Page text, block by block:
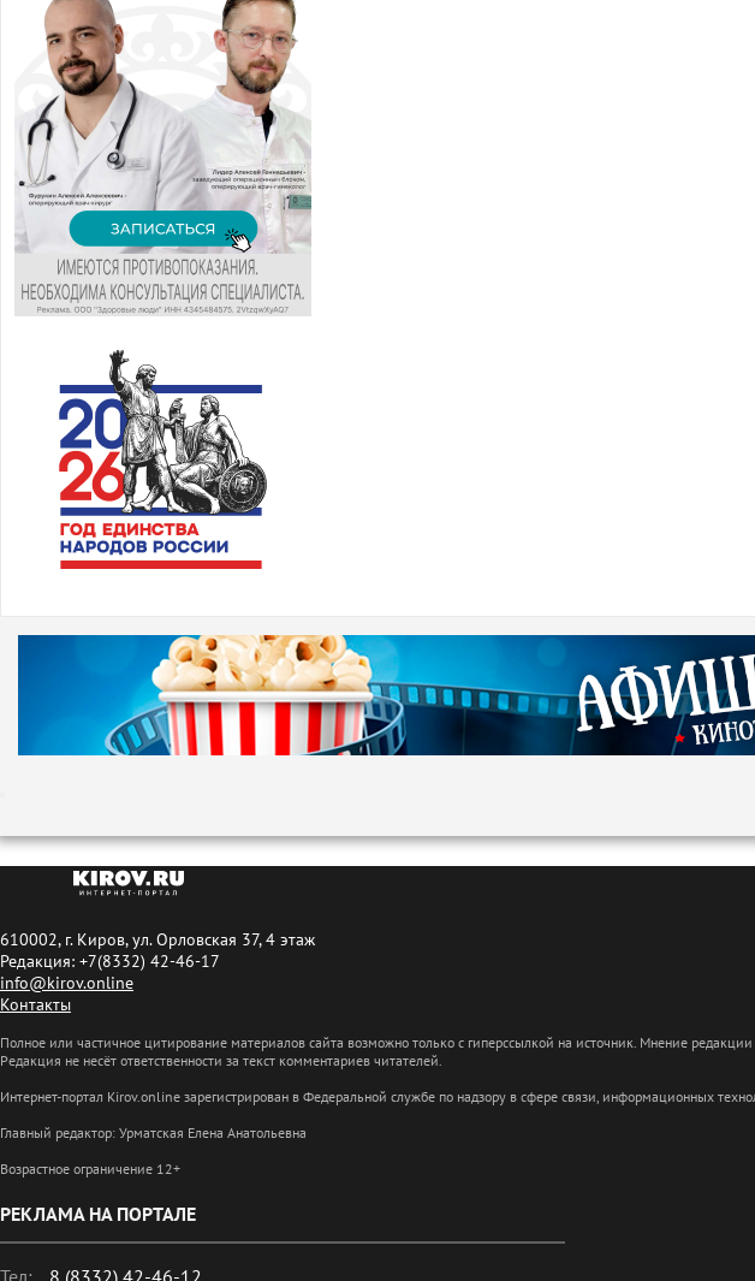
610002, г. Киров, ул. Орловская 37, 4 этаж
Редакция: +7(8332) 42-46-17
info@kirov.online
Контакты
Полное или частичное цитирование материалов сайта возможно только с гиперссылкой на источник. Мнение
Редакция не несёт ответственности за текст комментариев читателей.
Интернет-портал Kirov.online зарегистрирован в Федеральной службе по надзору в сфере связи, информационных
Главный редактор: Урматская Елена Анатольевна
Возрастное ограничение 12+
РЕКЛАМА НА ПОРТАЛЕ
Тел: 8 (8332) 42-46-12